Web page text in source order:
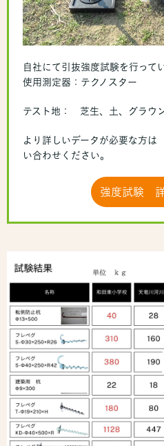
自社にて引抜強度試験を行ってい
使用測定器：テクノスター
テスト地： 芝生、土、グラウ
より詳しいデータが必要な方
い合わせください。
強度試験